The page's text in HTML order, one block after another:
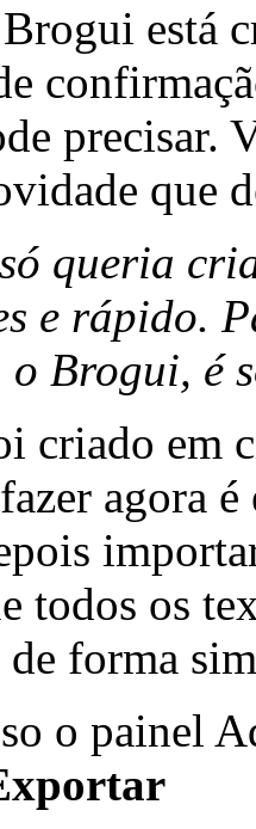
está
precisar.
que
queria
e rápido.
Brogui, é
criado em
agora
todos os
forma
o painel